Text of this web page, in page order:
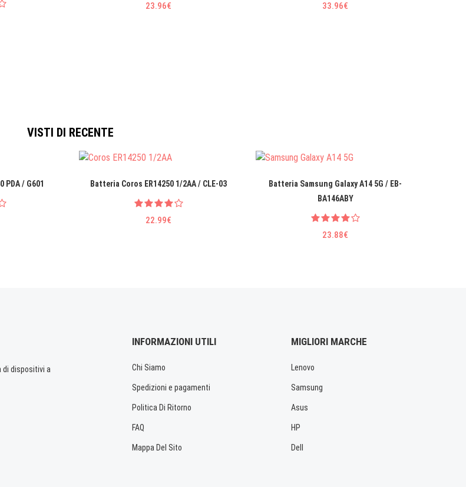
23.96€ 33.96€
VISTI DI RECENTE
PDA / G601 Batteria Coros ER14250 1/2AA / CLE-03
22.99€
Batteria Samsung Galaxy A14 5G / EB-
BA146ABY
23.88€
di dispositivi a
INFORMAZIONI UTILI
Chi Siamo
Spedizioni e pagamenti
Politica Di Ritorno
FAQ
Mappa Del Sito
MIGLIORI MARCHE
Lenovo
Samsung
Asus
HP
Dell